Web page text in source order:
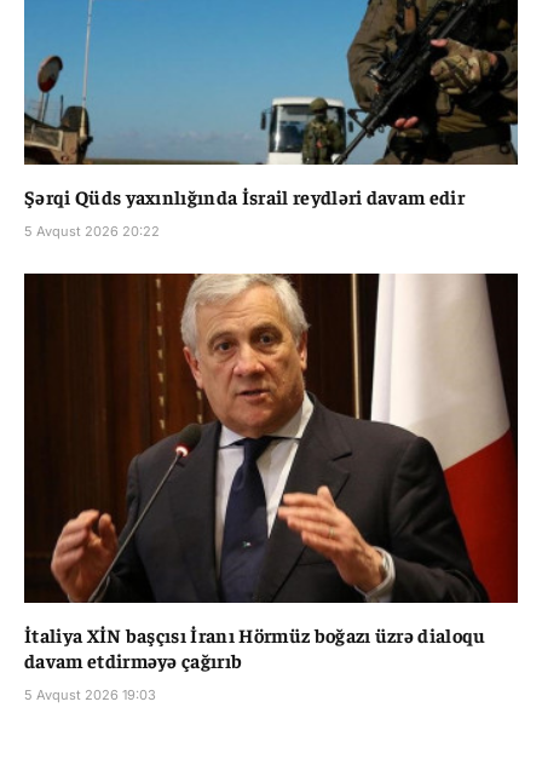
Şərqi Qüds yaxınlığında İsrail reydləri davam edir
5 Avqust 2026 20:22
İtaliya XİN başçısı İranı Hörmüz boğazı üzrə dialoqu
davam etdirməyə çağırıb
5 Avqust 2026 19:03